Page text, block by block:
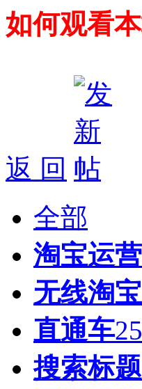
如何观看
返 回
全部
淘宝运营
无线淘宝
直通车25
搜索标题